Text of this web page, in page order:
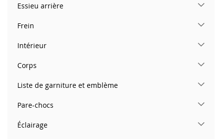
Essieu arrière
Frein
Intérieur
Corps
Liste de garniture et emblème
Pare-chocs
Éclairage